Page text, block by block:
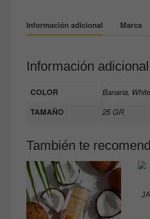
Información adicional Marca
Información adicional
COLOR Banana, White
TAMAÑO 25 GR
También te